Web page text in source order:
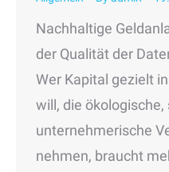
Nachhaltige
der Qualität der
Wer Kapital gezielt
will, die ökologische,
unternehmerische
nehmen, braucht